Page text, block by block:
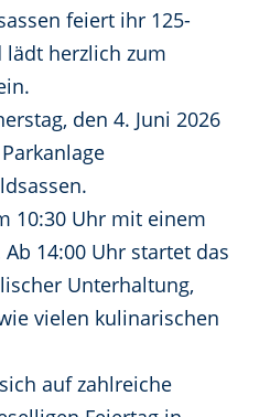
feiert ihr 125-
lädt herzlich zum
den 4. Juni 2026
10:30 Uhr mit einem
14:00 Uhr startet das
Unterhaltung,
vielen kulinarischen
auf zahlreiche